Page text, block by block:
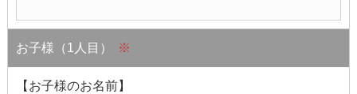
お子様（1人目） ※
【お子様のお名前】